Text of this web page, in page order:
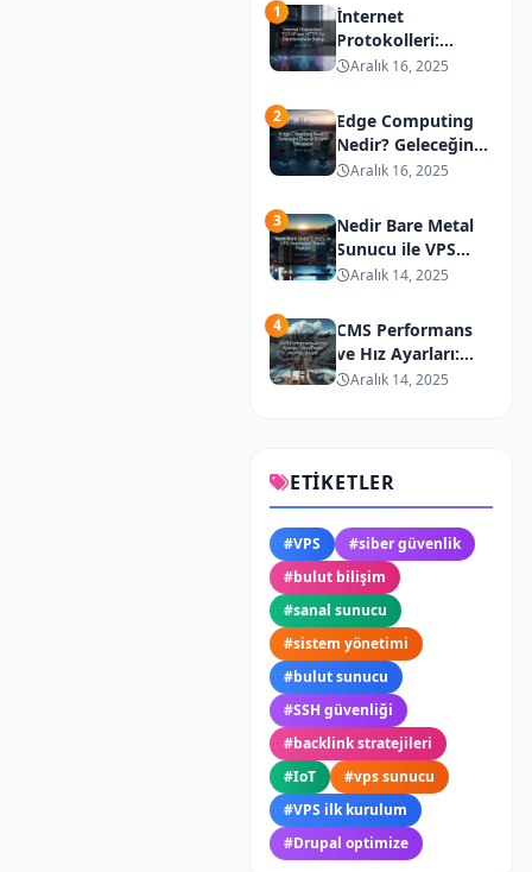
1
İnternet
Protokolleri:
TCP/IP’den
Derinlemesine
Bakış
Aralık 16, 2025
2
Edge Computing
Nedir? Geleceğin
Dağıtık Bilişim
Aralık 16, 2025
3
Nedir Bare Metal
Sunucu ile VPS
Arasındaki Teknik
Aralık 14, 2025
4
CMS Performans
ve Hız Ayarları:
WordPress,
Aralık 14, 2025
ETIKETLER
#VPS #siber güvenlik
#bulut bilişim
#sanal sunucu
#sistem yönetimi
#bulut sunucu
#SSH güvenliği
#backlink stratejileri
#IoT #vps sunucu
#VPS ilk kurulum
#Drupal optimize